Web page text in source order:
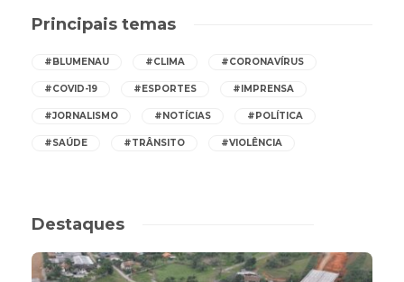
Principais temas
#BLUMENAU #CLIMA #CORONAVÍRUS
#COVID-19 #ESPORTES #IMPRENSA
#JORNALISMO #NOTÍCIAS #POLÍTICA
#SAÚDE #TRÂNSITO #VIOLÊNCIA
Destaques